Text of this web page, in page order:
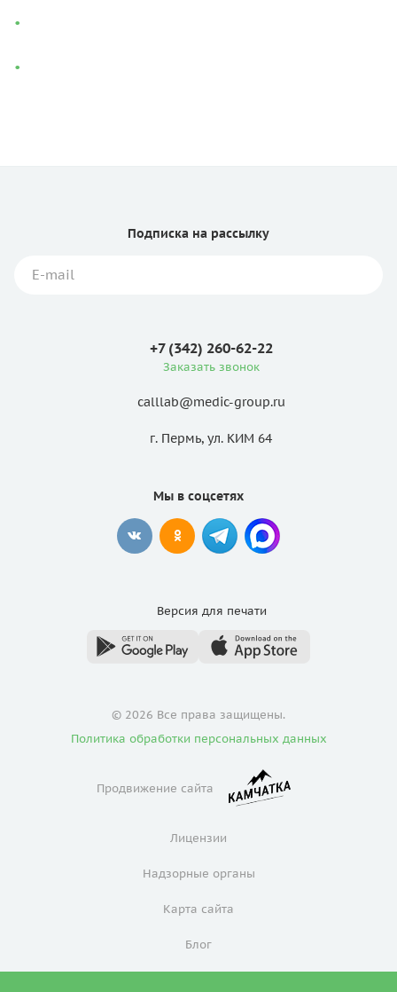
Подписка на рассылку
+7 (342) 260-62-22
Заказать звонок
calllab@medic-group.ru
г. Пермь, ул. КИМ 64
Мы в соцсетях
Версия для печати
© 2026 Все права защищены.
Политика обработки персональных данных
Продвижение сайта
Лицензии
Надзорные органы
Карта сайта
Блог